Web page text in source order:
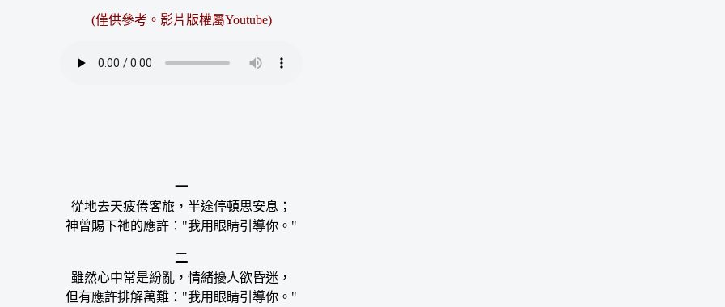
(僅供參考。影片版權屬Youtube)
一
從地去天疲倦客旅，半途停頓思安息；
神曾賜下祂的應許："我用眼睛引導你。"
二
雖然心中常是紛亂，情緒擾人欲昏迷，
但有應許排解萬難："我用眼睛引導你。"